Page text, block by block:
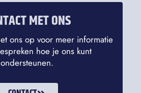
MET ONS
ons op voor meer informatie
hoe je ons kunt
ondersteunen.